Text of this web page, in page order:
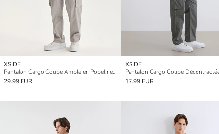
XSIDE
Pantalon Cargo Coupe Ample en Popeline pour Hommes
29.99 EUR
XSIDE
17.99 EUR